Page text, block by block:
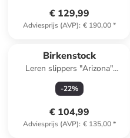
€ 129,99
Adviesprijs (AVP): € 190,00*
Birkenstock
Leren slippers "Arizona"
lichtblauw
-22%
€ 104,99
Adviesprijs (AVP): € 135,00*